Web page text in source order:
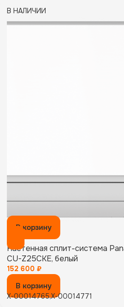
В НАЛИЧИИ
В корзину
Настенная сплит-система
CU-Z25CKE, белый
152 600 ₽
В корзину
X-00014765,X-00014771